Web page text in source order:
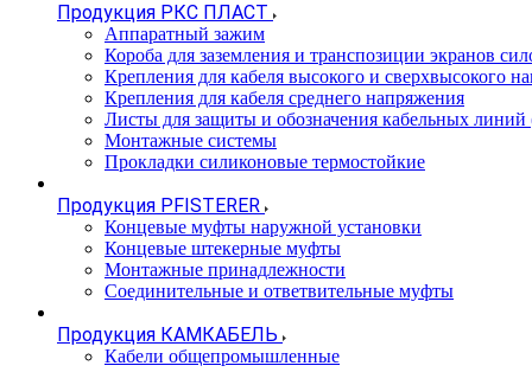
Продукция РКС ПЛАСТ
Аппаратный зажим
Короба для заземления и транспозиции экранов
Крепления для кабеля высокого и сверхвысокого
Крепления для кабеля среднего напряжения
Листы для защиты и обозначения кабельных
Монтажные системы
Прокладки силиконовые термостойкие
Продукция PFISTERER
Концевые муфты наружной установки
Концевые штекерные муфты
Монтажные принадлежности
Соединительные и ответвительные муфты
Продукция КАМКАБЕЛЬ
Кабели общепромышленные